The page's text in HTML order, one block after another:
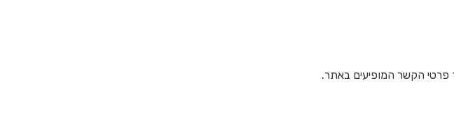
פרטי הקשר המופיעים באתר.